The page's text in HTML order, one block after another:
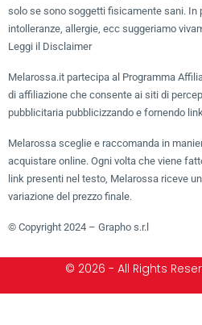
solo se sono soggetti fisicamente sani. In
intolleranze, allergie, ecc suggeriamo
Leggi il Disclaimer
Melarossa.it partecipa al Programma
di affiliazione che consente ai siti di
pubblicitaria pubblicizzando e fornendo
Melarossa sceglie e raccomanda in
acquistare online. Ogni volta che viene
link presenti nel testo, Melarossa riceve
variazione del prezzo finale.
© Copyright 2024 – Grapho s.r.l
© 2026 - All Rights